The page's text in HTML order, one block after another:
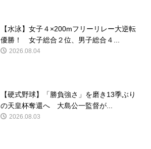
【水泳】女子４×200mフリーリレー大逆転
優勝！ 女子総合２位、男子総合４...
2026.08.04
【硬式野球】「勝負強さ」を磨き13季ぶり
の天皇杯奪還へ 大島公一監督が...
2026.08.03